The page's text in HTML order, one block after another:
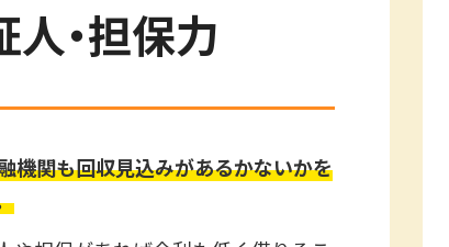
人・担保力
機関も回収見込みがあるかないかを